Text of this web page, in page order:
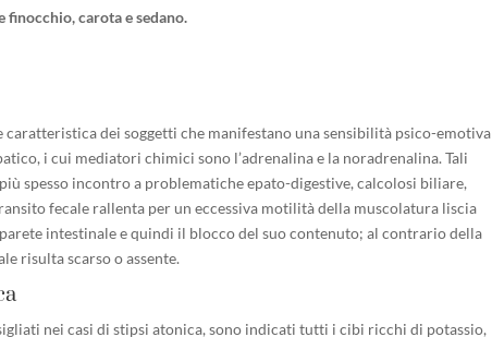
carota e sedano.
dei soggetti che manifestano una sensibilità psico-emotiva
i cui mediatori chimici sono l’adrenalina e la noradrenalina. Tali
spesso incontro a problematiche epato-digestive, calcolosi biliare,
fecale rallenta per un eccessiva motilità della muscolatura liscia
intestinale e quindi il blocco del suo contenuto; al contrario della
risulta scarso o assente.
nei casi di stipsi atonica, sono indicati tutti i cibi ricchi di potassio,